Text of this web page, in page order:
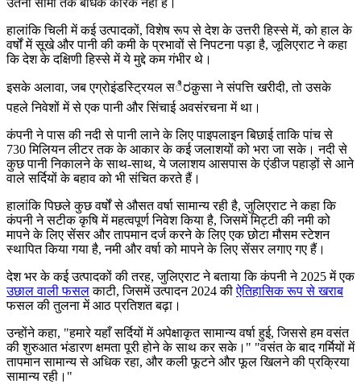
हालांकि चिली में कई उत्पादकों, विशेष रूप से देश के उत्तरी हिस्से में, को हाल के
वर्षों में सूखे और पानी की कमी के प्रभावों से निपटना पड़ा है, जूलिएराट ने कहा
कि देश के दक्षिणी हिस्से में ये मुद्दे कम गंभीर थे।
इसके अलावा, जब एग्रोइंडस्ट्रियल सಿರक़ुसा ने संपत्ति खरीदी, तो उसके
पहले निवेशों में से एक पानी और सिंचाई अवसंरचना में था।
कंपनी ने पास की नदी से पानी लाने के लिए पाइपलाइन बिछाई ताकि पांच से
730 मिलियन लीटर तक के आकार के कई जलाशयों को भरा जा सके। नदी से
कुछ पानी निकालने के साथ-साथ, ये जलाशय आसपास के एंडीज पहाड़ों से आने
वाले सर्दियों के बहाव को भी संचित करते हैं।
हालांकि पिछले कुछ वर्षों से औसत वर्षा सामान्य रही है, जुलिएराट ने कहा कि
कंपनी ने सटीक कृषि में महत्वपूर्ण निवेश किया है, जिसमें मिट्टी की नमी को
मापने के लिए सेंसर और तापमान दर्ज करने के लिए एक छोटा मौसम स्टेशन
स्थापित किया गया है, नमी और वर्षा को मापने के लिए सेंसर लगाए गए हैं।
देश भर के कई उत्पादकों की तरह, जुलिएराट ने बताया कि कंपनी ने 2025 में एक
उछाल वाली फसलकाटी, जिसमें उत्पादन 2024 कीऐतिहासिक रूप से खराब
फसल की तुलना में आठ प्रतिशत बढ़ा।
उन्होंने कहा, "हमारे यहाँ सर्दियों में अपेक्षाकृत सामान्य वर्षा हुई, जिससे हम वसंत
की शुरुआत भंडारण क्षमता पूरी होने के साथ कर सके।" "वसंत के बाद गर्मियों में
तापमान सामान्य से अधिक रहा, और कली फूटने और फूल खिलने की प्रक्रिया
सामान्य रही।"